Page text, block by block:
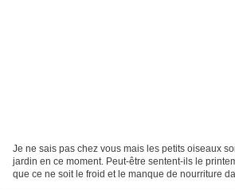
Je ne sais pas chez vous mais les petits oiseaux
jardin en ce moment. Peut-être sentent-ils le
que ce ne soit le froid et le manque de nourriture